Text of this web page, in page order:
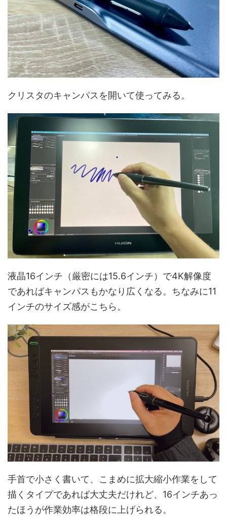
クリスタのキャンパスを開いて使ってみる。
液晶16インチ（厳密には15.6インチ）で4K解像度
であればキャンパスもかなり広くなる。ちなみに11
インチのサイズ感がこちら。
手首で小さく書いて、こまめに拡大縮小作業をして
描くタイプであれば大丈夫だけれど、16インチあっ
たほうが作業効率は格段に上げられる。